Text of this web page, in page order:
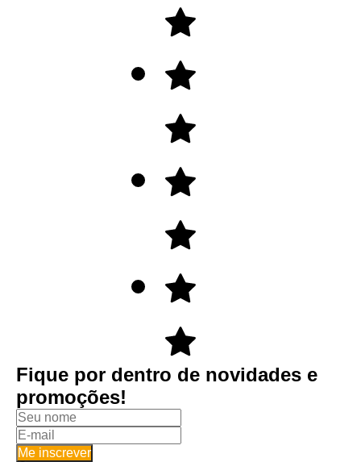
Fique por dentro de novidades e
promoções!
Me inscrever